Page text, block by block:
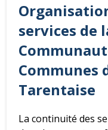
services de
Communes
Tarentaise
La continuité des